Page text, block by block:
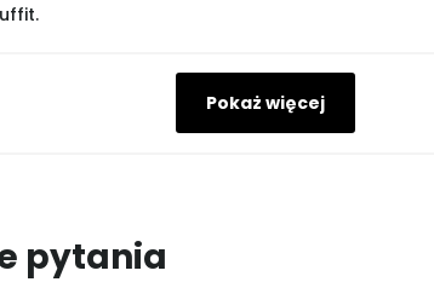
Pokaż więcej
pytania